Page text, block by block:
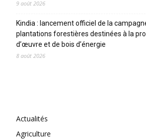
9 août 2026
Kindia : lancement officiel de la
plantations forestières destinées à la
d’œuvre et de bois d’énergie
8 août 2026
Actualités
Agriculture